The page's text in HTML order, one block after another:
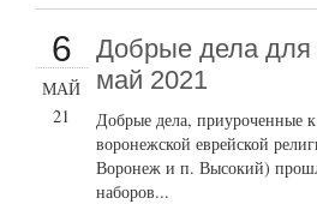
6
МАЙ
21
Добрые дела для
май 2021
Добрые дела, приуроченные
воронежской еврейской
Воронеж и п. Высокий)
наборов...